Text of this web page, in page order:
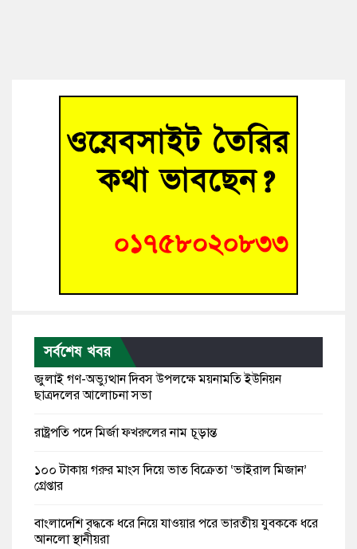
সর্বশেষ খবর
জুলাই গণ-অভ্যুত্থান দিবস উপলক্ষে ময়নামতি ইউনিয়ন
ছাত্রদলের আলোচনা সভা
রাষ্ট্রপতি পদে মির্জা ফখরুলের নাম চূড়ান্ত
১০০ টাকায় গরুর মাংস দিয়ে ভাত বিক্রেতা ‘ভাইরাল মিজান’
গ্রেপ্তার
বাংলাদেশি বৃদ্ধকে ধরে নিয়ে যাওয়ার পরে ভারতীয় যুবককে ধরে
আনলো স্থানীয়রা